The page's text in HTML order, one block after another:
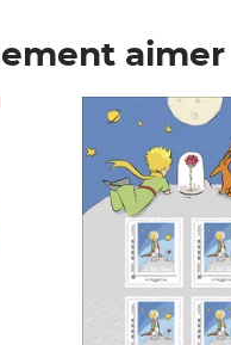
aimer
Prix 7,50€